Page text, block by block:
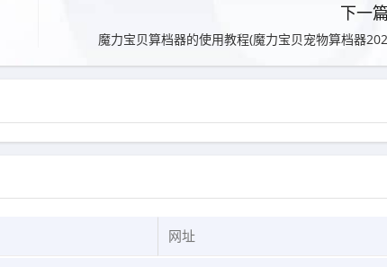
下一
魔力宝贝算档器的使用教程(魔力宝贝宠物算档器